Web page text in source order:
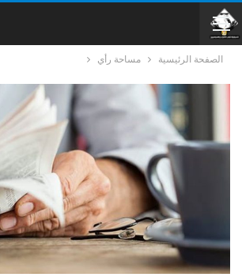
الصفحة الرئيسية مساحة رأي